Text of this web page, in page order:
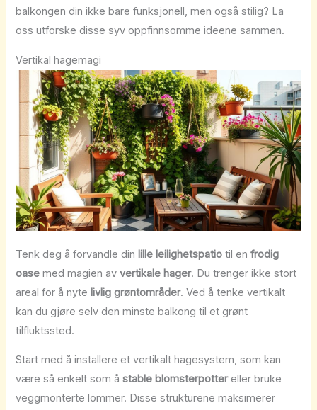
balkongen din ikke bare funksjonell, men også stilig? La
oss utforske disse syv oppfinnsomme ideene sammen.
Vertikal hagemagi
Tenk deg å forvandle din lille leilighetspatio til enfrodig
oase med magien avvertikale hager. Du trenger ikke stort
areal for å nyte livlig grøntområder. Ved å tenke vertikalt
kan du gjøre selv den minste balkong til et grønt
tilfluktssted.
Start med å installere et vertikalt hagesystem, som kan
være så enkelt som åstable blomsterpottereller bruke
veggmonterte lommer. Disse strukturene maksimerer